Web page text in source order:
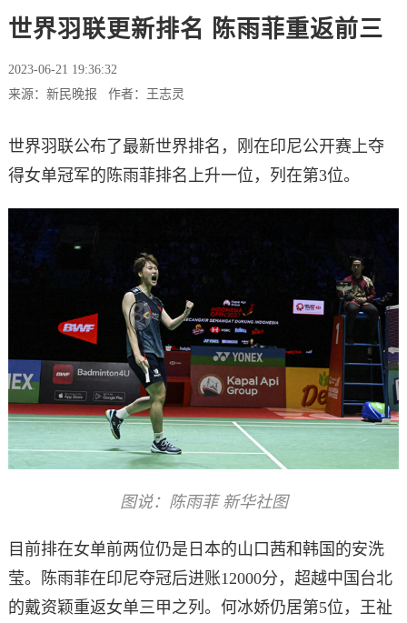
世界羽联更新排名 陈雨菲重返前三
2023-06-21 19:36:32
来源：新民晚报 作者：王志灵
世界羽联公布了最新世界排名，刚在印尼公开赛上夺
得女单冠军的陈雨菲排名上升一位，列在第3位。
图说：陈雨菲 新华社图
目前排在女单前两位仍是日本的山口茜和韩国的安洗
莹。陈雨菲在印尼夺冠后进账12000分，超越中国台北
的戴资颖重返女单三甲之列。何冰娇仍居第5位，王祉